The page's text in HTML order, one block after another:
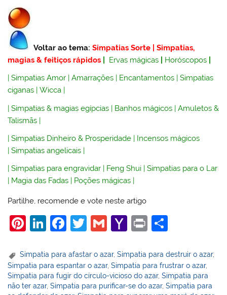
Voltar ao tema: Simpatias Sorte |Simpatias,
magias & feitiços rápidos
Ervas mágicas Horóscopos
|Simpatias Amor |Amarrações | Encantamentos |Simpatias
ciganas |Wicca |
|Simpatias & magias egípcias | Banhos mágicos |Amuletos &
Talismãs |
|Simpatias Dinheiro & Prosperidade | Incensos mágicos
|Simpatias angelicais |
|Simpatias para engravidar Feng Shui |Simpatias para o Lar
Magia das Fadas Poções mágicas
Partilhe, recomende e vote neste artigo
Pi
er
e
st
Li
k
e
dI
F
c
e
b
T
itt
er
G
ai
l
Y
h
o
o
Pr
t
ar
e
Simpatia para afastar o azar,Simpatia para destruir o azar,
Simpatia para espantar o azar,Simpatia para frustrar o azar,
Simpatia para fugir do círculo-vicioso do azar,Simpatia para
não ter azar,Simpatia para purificar-se do azar,Simpatia para